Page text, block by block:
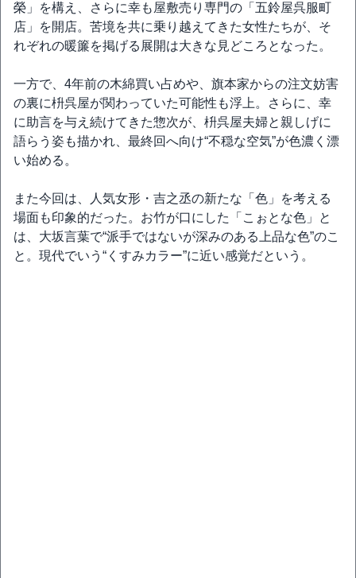
榮」を構え、さらに幸も屋敷売り専門の「五鈴屋呉服町
店」を開店。苦境を共に乗り越えてきた女性たちが、そ
れぞれの暖簾を掲げる展開は大きな見どころとなった。
一方で、4年前の木綿買い占めや、旗本家からの注文妨害
の裏に枡呉屋が関わっていた可能性も浮上。さらに、幸
に助言を与え続けてきた惣次が、枡呉屋夫婦と親しげに
語らう姿も描かれ、最終回へ向け“不穏な空気”が色濃く漂
い始める。
また今回は、人気女形・吉之丞の新たな「色」を考える
場面も印象的だった。お竹が口にした「こぉとな色」と
は、大坂言葉で“派手ではないが深みのある上品な色”のこ
と。現代でいう“くすみカラー”に近い感覚だという。